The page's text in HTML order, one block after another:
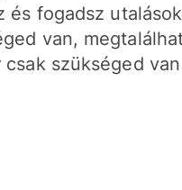
és fogadsz
van,
csak szükséged van